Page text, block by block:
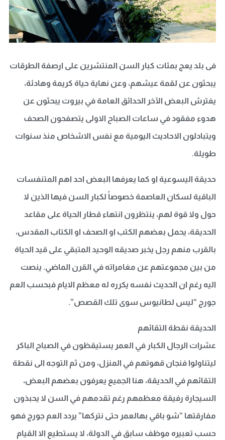
فى بلد يعج بمئات كبار السن المنتشرين على ارصفة الطرقات
يبحثون عن لقمة عيشهم، وعن نهاية حياة كريمة وهادئة،
يفترش البعض الآخر الحدائق العامة في بيروت يبحثون عن
هدوء مفقود في ساعات الصباح الاولى يتصفحون الصحف
ويتبادلون الاحاديث اليومية مع نفس الاشخاص منذ سنوات
طويلة.
حديقة اليسوعية او كما يعرفها البعض احد اهم المتنفسات
الباقية لسكان العاصمة خصوصاً لكبار السن فيها الذين لا
حول ولا قوة لهم، ينتظرون انتهاء قطار الحياة على مقاعد
الحديقة، يحمل بعضهم الكتب او الصحف او الكتاب المقدس،
بالقرب منهم رجل يخبر صديقه الوحيد المتبقي على قيد الحياة
من بين مجموعتهم عن مغامراته في القرن الماضي. ينصت
اليه رغم ان الحديث نفسه يكرره له معظم الايام فبحسب العم
جورج “ليس لطانيوس سوى تلك القصص”.
الحديقة نقطة التقائهم
عشرات الرجال الكبار في العمر يستيقظون في الصباح الباكر
ليتناولوا فنجان قهوتهم في المنزل، ومن ثم التوجه الى نقطة
التقائهم في الحديقة، هنا الجميع يعرفون بعضهم البعض،
السيجارة رفيقة معظمهم رغم تقدمهم في السن لا يحبذون
مفارقتها “شو باقي بهالعمر حتى نتركها” يردد العم جورج فهو
حسب تعبيره موظف سابق في الدولة، لا يستطيع الا القيام